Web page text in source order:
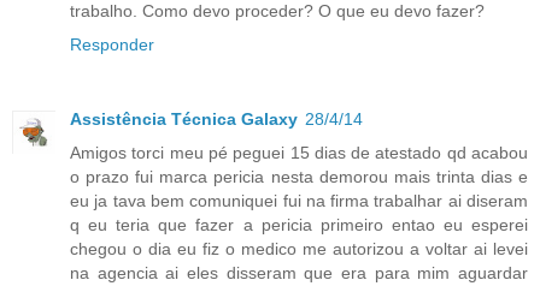
trabalho. Como devo proceder? O que eu devo fazer?
Responder
Assistência Técnica Galaxy 28/4/14
Amigos torci meu pé peguei 15 dias de atestado qd acabou
o prazo fui marca pericia nesta demorou mais trinta dias e
eu ja tava bem comuniquei fui na firma trabalhar ai diseram
q eu teria que fazer a pericia primeiro entao eu esperei
chegou o dia eu fiz o medico me autorizou a voltar ai levei
na agencia ai eles disseram que era para mim aguardar